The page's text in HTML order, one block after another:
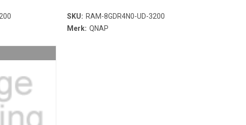
SKU: RAM-8GDR4N0-UD-3200
Merk: QNAP